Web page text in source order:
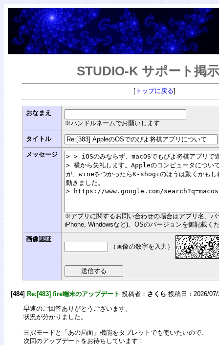
STUDIO-K サポート掲
[ トップに戻る]
おなまえ
※ハンドルネームでお願いします
タイトル
メッセージ
※アプリに関するお問い合わせの場合はアプリ名、
iPhone, Windowsなど)、OSのバージョンを御記載く
画像認証
（画像の数字を入力）
[484] Re:[483] fire端末のアップデート 投稿者： さくら 投稿日：2026/
早速のご回答ありがとうございます。
状況が分かりました。
三択モードと「あの局面」機能をタブレットでも使いたいので、
次回のアップデートをお待ちしています！